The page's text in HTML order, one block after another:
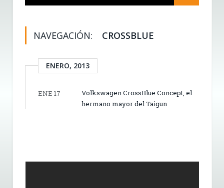
NAVEGACIÓN: CROSSBLUE
ENERO, 2013
ENE 17
Volkswagen CrossBlue Concept, el
hermano mayor del Taigun